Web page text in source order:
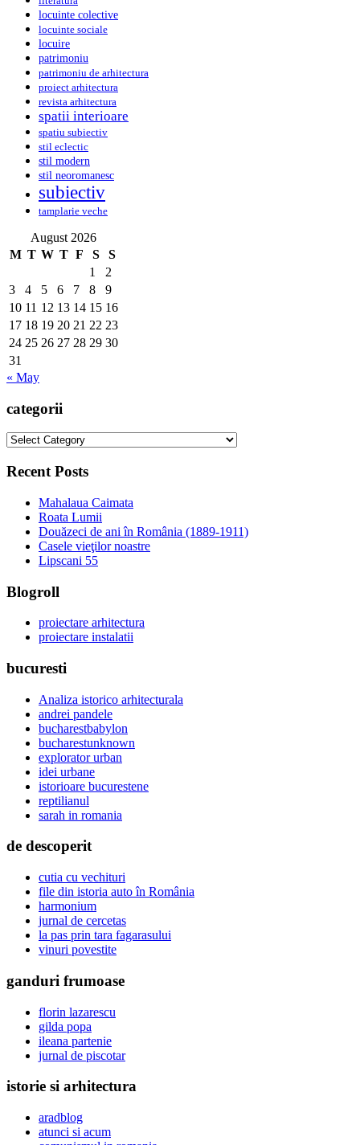
locuinte colective
locuinte sociale
locuire
patrimoniu
patrimoniu de arhitectura
proiect arhitectura
revista arhitectura
spatii interioare
spatiu subiectiv
stil eclectic
stil modern
stil neoromanesc
subiectiv
tamplarie veche
August 2026
M T W T F S
S
1
2
3
4 5 6 7 8
9
10 11 12 13 14 15 16
17 18 19 20 21 22 23
24 25 26 27 28 29 30
31
« May
categorii
categorii
Recent Posts
Mahalaua Caimata
Roata Lumii
Douăzeci de ani în România (1889-1911)
Casele vieţilor noastre
Lipscani 55
Blogroll
proiectare arhitectura
proiectare instalatii
bucuresti
Analiza istorico arhitecturala
andrei pandele
bucharestbabylon
bucharestunknown
explorator urban
idei urbane
istorioare bucurestene
reptilianul
sarah in romania
de descoperit
cutia cu vechituri
file din istoria auto în România
harmonium
jurnal de cercetas
la pas prin tara fagarasului
vinuri povestite
ganduri frumoase
florin lazarescu
gilda popa
ileana partenie
jurnal de piscotar
istorie si arhitectura
aradblog
atunci si acum